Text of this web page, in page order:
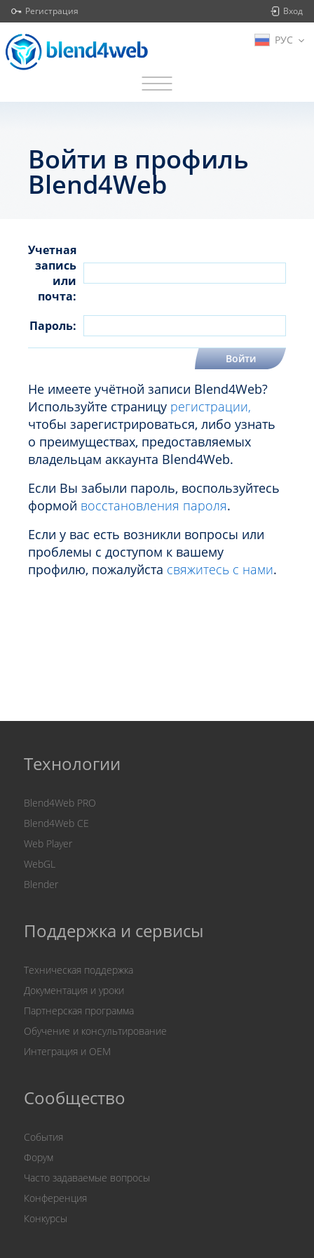
Регистрация Вход
РУС
Войти в профиль
Blend4Web
Учетная
запись
или
почта:
Пароль:
Не имеете учётной записи Blend4Web?
Используйте страницу регистрации,
чтобы зарегистрироваться, либо узнать
о преимуществах, предоставляемых
владельцам аккаунта Blend4Web.
Если Вы забыли пароль, воспользуйтесь
формой восстановления пароля.
Если у вас есть возникли вопросы или
проблемы с доступом к вашему
профилю, пожалуйста свяжитесь с нами.
Технологии
Blend4Web PRO
Blend4Web CE
Web Player
WebGL
Blender
Поддержка и сервисы
Техническая поддержка
Документация и уроки
Партнерская программа
Обучение и консультирование
Интеграция и OEM
Сообщество
События
Форум
Часто задаваемые вопросы
Конференция
Конкурсы